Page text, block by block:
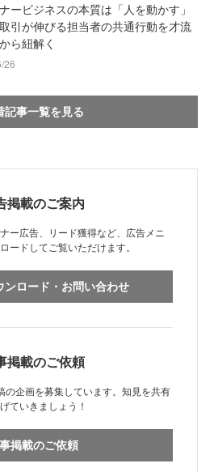
ービジネスの本質は「人を動かす」
引が伸びる担当者の共通行動を才流
ら紐解く
26
記事一覧を見る
掲載のご案内
ー広告、リード獲得など、広告メニ
ードしてご覧いただけます。
ンロード・お問い合わせ
掲載のご依頼
の企画を募集しています。知見を共有
ていきましょう！
掲載のご依頼